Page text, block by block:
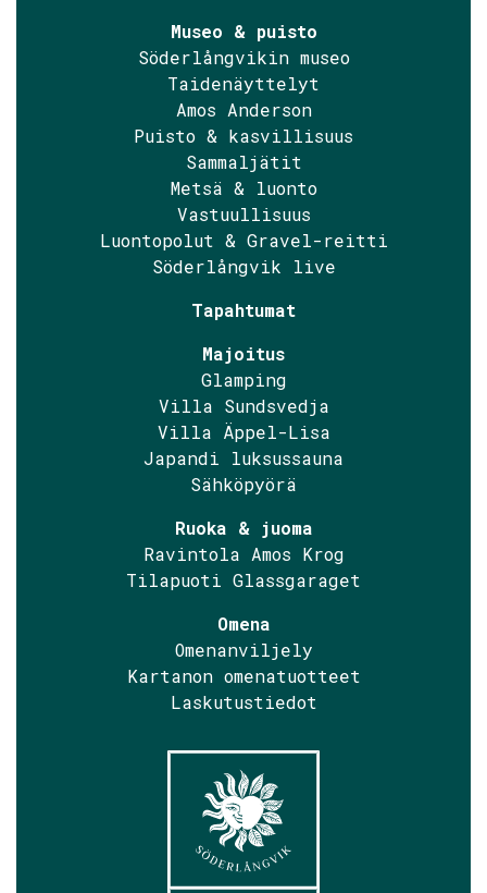
Museo & puisto
Söderlångvikin museo
Taidenäyttelyt
Amos Anderson
Puisto & kasvillisuus
Sammaljätit
Metsä & luonto
Vastuullisuus
Luontopolut & Gravel-reitti
Söderlångvik live
Tapahtumat
Majoitus
Glamping
Villa Sundsvedja
Villa Äppel-Lisa
Japandi luksussauna
Sähköpyörä
Ruoka & juoma
Ravintola Amos Krog
Tilapuoti Glassgaraget
Omena
Omenanviljely
Kartanon omenatuotteet
Laskutustiedot